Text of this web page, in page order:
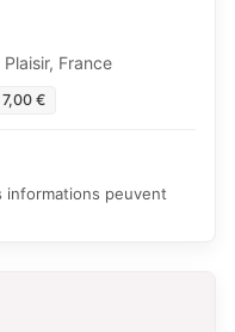
France
€
informations peuvent